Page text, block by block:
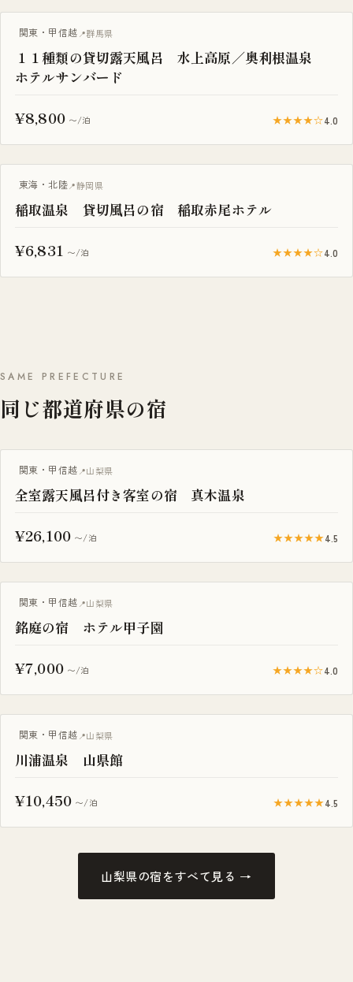
一棟貸し
関東・甲信越 群馬県
１１種類の貸切露天風呂 水上高原／奥利根温泉
ホテルサンバード
¥8,800 〜/泊 ★★★★☆4.0
一棟貸し
東海・北陸 静岡県
稲取温泉 貸切風呂の宿 稲取赤尾ホテル
¥6,831 〜/泊 ★★★★☆4.0
SAME PREFECTURE
同じ都道府県の宿
露天風呂付き客室
関東・甲信越 山梨県
全室露天風呂付き客室の宿 真木温泉
¥26,100 〜/泊 ★★★★★4.5
サウナ付き
関東・甲信越 山梨県
銘庭の宿 ホテル甲子園
¥7,000 〜/泊 ★★★★☆4.0
関東・甲信越 山梨県
川浦温泉 山県館
¥10,450 〜/泊 ★★★★★4.5
山梨県の宿をすべて見る →